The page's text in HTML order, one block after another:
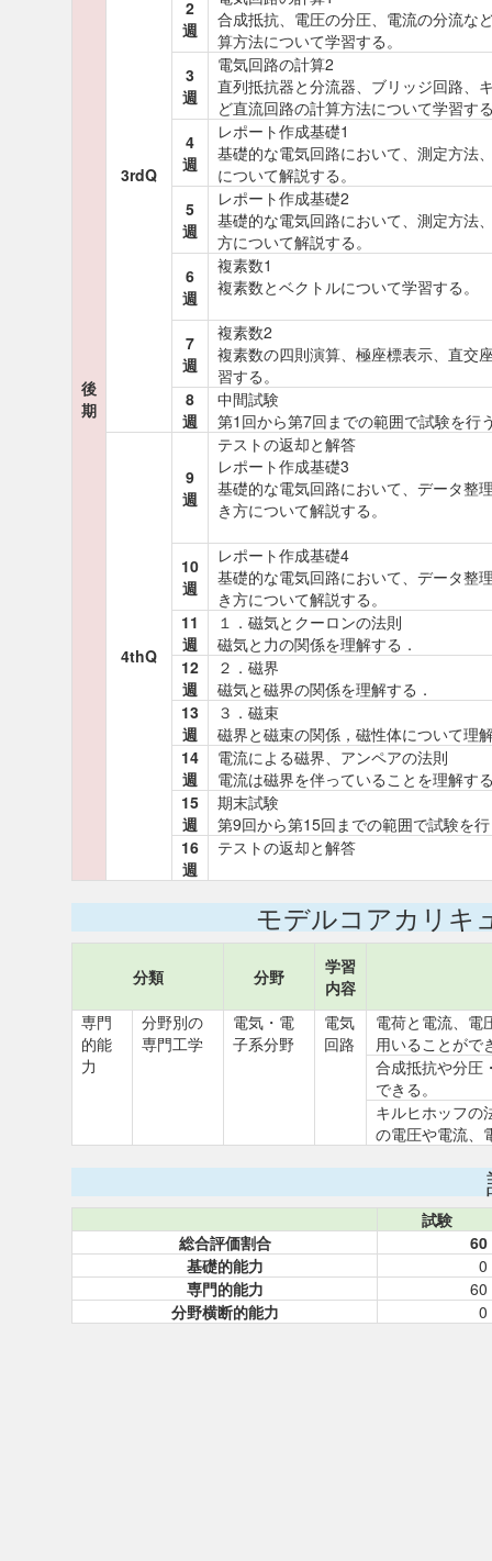
後
期
3rdQ
2
週
合成抵抗、電圧の分圧、電流の分流な
算方法について学習する。
3
週
電気回路の計算2
直列抵抗器と分流器、ブリッジ回路、
ど直流回路の計算方法について学習す
4
週
レポート作成基礎1
基礎的な電気回路において、測定方法
について解説する。
5
週
レポート作成基礎2
基礎的な電気回路において、測定方法
方について解説する。
6
週
複素数1
複素数とベクトルについて学習する。
7
週
複素数2
複素数の四則演算、極座標表示、直交
習する。
8
週
中間試験
第1回から第7回までの範囲で試験を行
4thQ
9
週
テストの返却と解答
レポート作成基礎3
基礎的な電気回路において、データ整
き方について解説する。
10
週
レポート作成基礎4
基礎的な電気回路において、データ整
き方について解説する。
11
週
１．磁気とクーロンの法則
磁気と力の関係を理解する．
12
週
２．磁界
磁気と磁界の関係を理解する．
13
週
３．磁束
磁界と磁束の関係，磁性体について理
14
週
電流による磁界、アンペアの法則
電流は磁界を伴っていることを理解す
15
週
期末試験
第9回から第15回までの範囲で試験を
16
週
テストの返却と解答
モデルコアカリキ
分類 分野
学習
内容
専門
的能
力
分野別の
専門工学
電気・電
子系分野
電気
回路
電荷と電流、電
用いることがで
合成抵抗や分圧
できる。
キルヒホッフの
の電圧や電流、
試験
総合評価割合
60
基礎的能力
0
専門的能力
60
分野横断的能力
0